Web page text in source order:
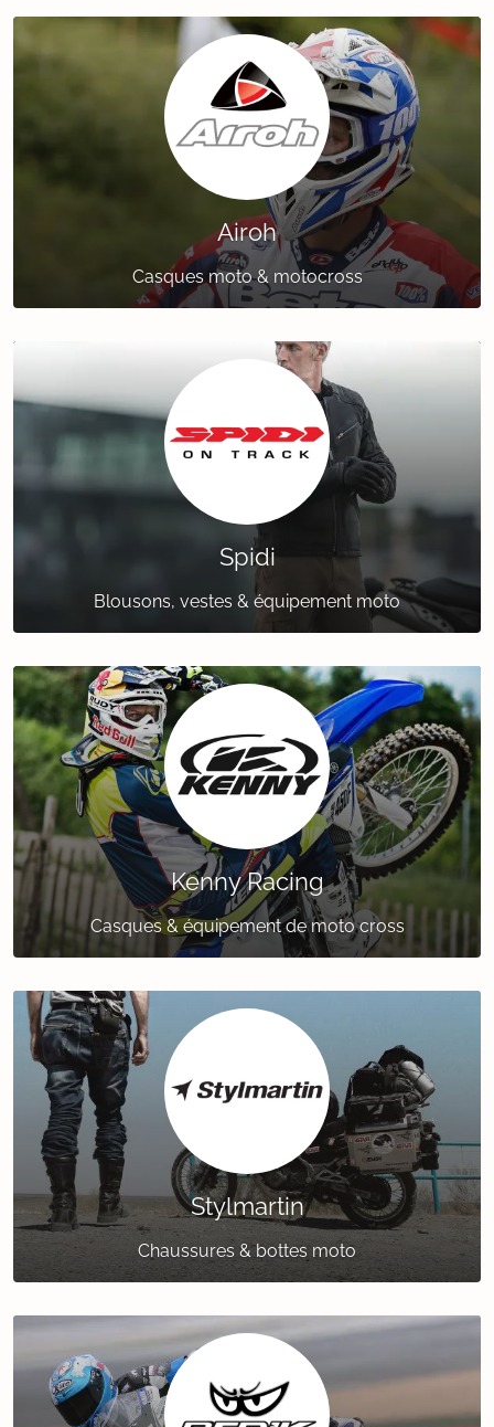
Airoh
Casques moto & motocross
Spidi
Blousons, vestes & équipement moto
Kenny Racing
Casques & équipement de moto cross
Stylmartin
Chaussures & bottes moto